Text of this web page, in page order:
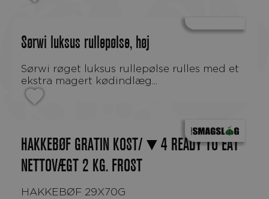
Sørwi luksus rullepølse, høj
Sørwi røget luksus rullepølse rulles med et
ekstra magert kødindlæg...
HAKKEBØF GRATIN KOST/▼4 READY TO EAT
NETTOVÆGT 2 KG. FROST
HAKKEBØF 29X70G